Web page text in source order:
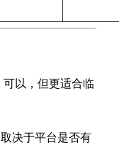
可以，但更适合临
取决于平台是否有